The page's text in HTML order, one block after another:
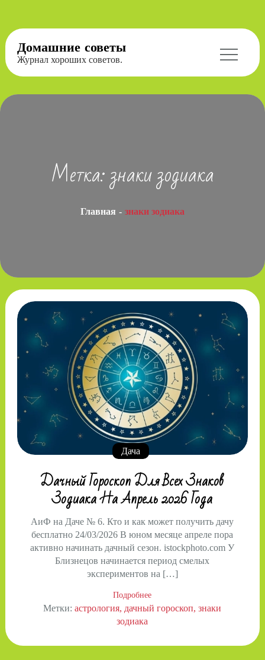
Перейти
содержимому
Домашние советы
Журнал хороших советов.
Метка:знаки зодиака
Главная знаки зодиака
Дача
Дачный Гороскоп Для Всех Знаков
Зодиака На Апрель 2026 Года
АиФ на Даче № 6. Кто и как может получить дачу
бесплатно 24/03/2026 В юном месяце апреле пора
активно начинать дачный сезон. istockphoto.com У
Близнецов начинается период смелых
экспериментов на […]
Подробнее
Метки:астрология дачный гороскоп знаки
зодиака